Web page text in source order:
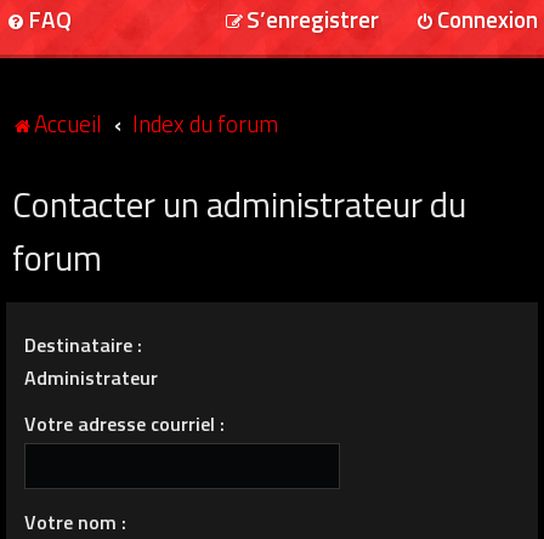
FAQ Connexion
S’enregistrer
Accueil Index du forum
Contacter un administrateur du
forum
Destinataire :
Administrateur
Votre adresse courriel :
Votre nom :